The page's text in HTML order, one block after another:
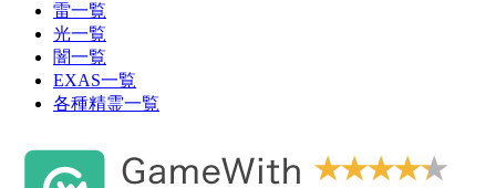
雷一覧
光一覧
闇一覧
EXAS一覧
各種精霊一覧